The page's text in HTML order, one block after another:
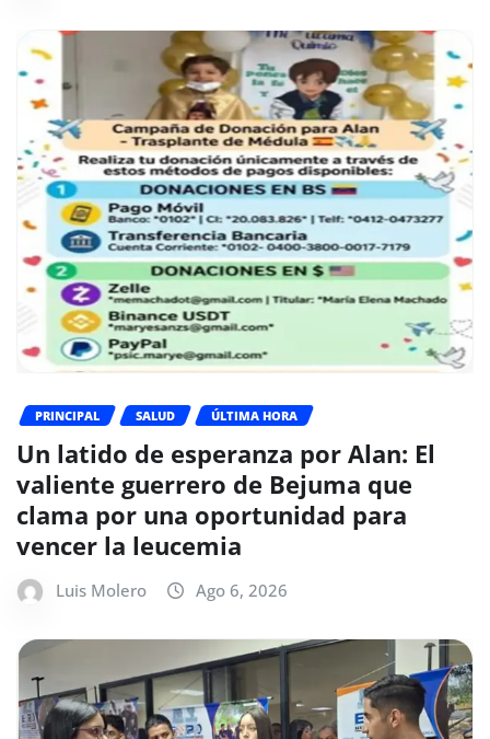
PRINCIPAL SALUD ÚLTIMA HORA
Un latido de esperanza por Alan: El
valiente guerrero de Bejuma que
clama por una oportunidad para
vencer la leucemia
Luis Molero Ago 6, 2026